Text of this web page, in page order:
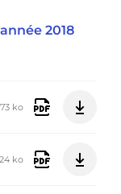
2018
ko
ko